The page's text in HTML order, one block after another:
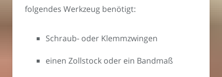
folgendes Werkzeug benötigt:
Schraub- oder Klemmzwingen
einen Zollstock oder ein Bandmaß